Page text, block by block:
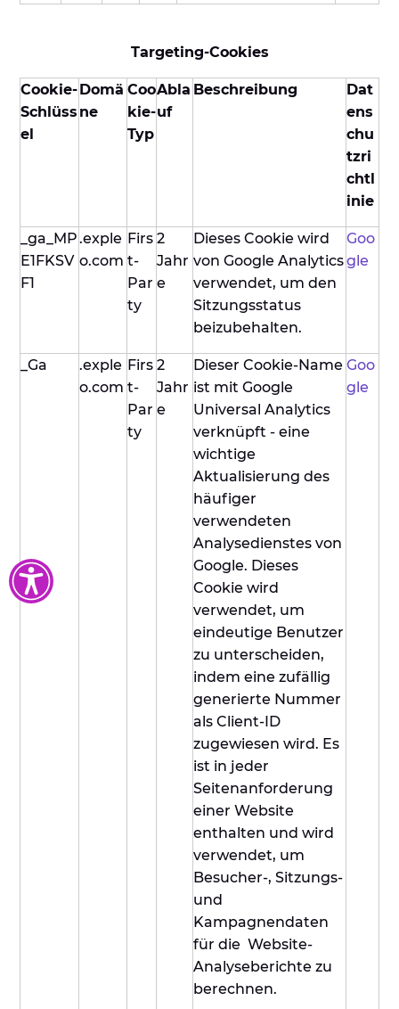
Targeting-Cookies
Cookie-
Schlüss
el
Domä
ne
Coo
kie-
Typ
Abla
uf
Beschreibung
Dat
ens
chu
tzri
chtl
inie
_ga_MP
E1FKSV
F1
.exple
o.com
Firs
t-
Par
ty
2
Jahr
e
Dieses Cookie wird
von Google Analytics
verwendet, um den
Sitzungsstatus
beizubehalten.
Goo
gle
_Ga
.exple
o.com
Firs
t-
Par
ty
2
Jahr
e
Dieser Cookie-Name
ist mit Google
Universal Analytics
verknüpft - eine
wichtige
Aktualisierung des
häufiger
verwendeten
Analysedienstes von
Google. Dieses
Cookie wird
verwendet, um
eindeutige Benutzer
zu unterscheiden,
indem eine zufällig
generierte Nummer
als Client-ID
zugewiesen wird. Es
ist in jeder
Seitenanforderung
einer Website
enthalten und wird
verwendet, um
Besucher-, Sitzungs-
und
Kampagnendaten
für die Website-
Analyseberichte zu
berechnen.
Goo
gle